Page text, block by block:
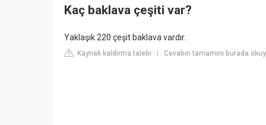
Kaç baklava çeşiti var?
Yaklaşık 220 çeşit baklava vardır.
Kaynak kaldırma talebi | Cevabın tamamını burada